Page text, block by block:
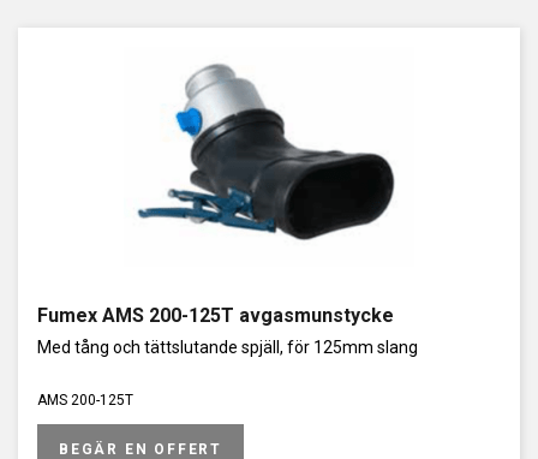
Fumex AMS 200-125T avgasmunstycke
Med tång och tättslutande spjäll, för 125mm slang
AMS 200-125T
BEGÄR EN OFFERT